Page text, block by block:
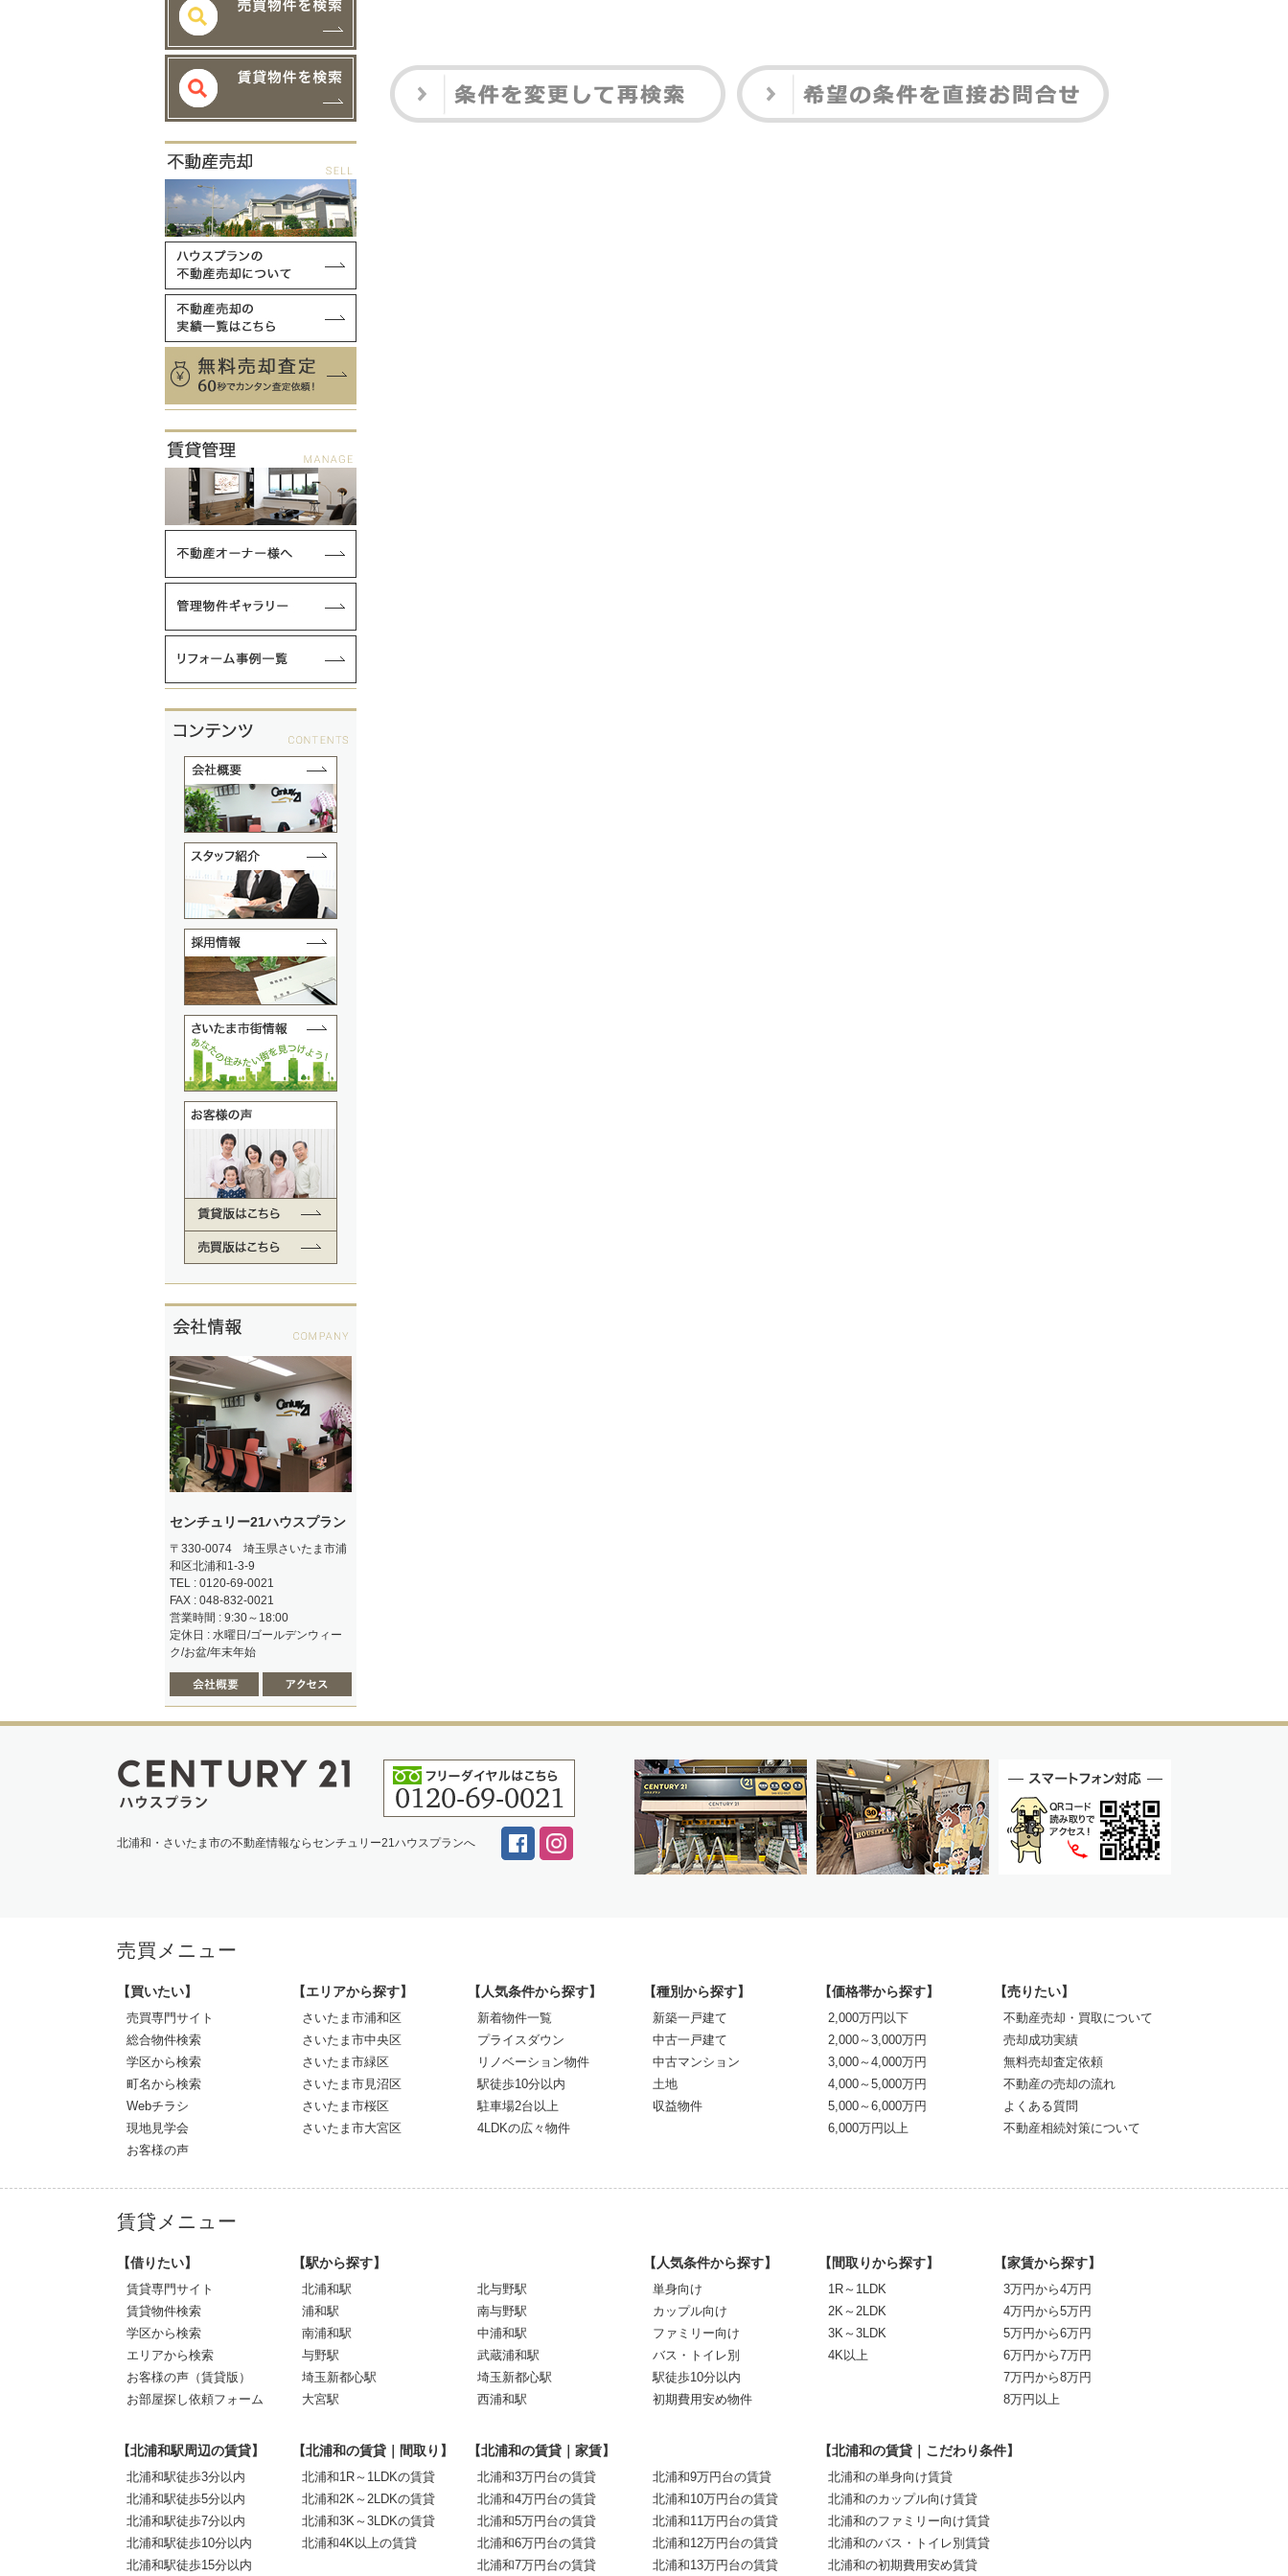
センチュリー21ハウスプラン
〒330-0074 埼玉県さいたま市浦
和区北浦和1-3-9
TEL : 0120-69-0021
FAX : 048-832-0021
営業時間 : 9:30～18:00
定休日 : 水曜日/ゴールデンウィー
ク/お盆/年末年始
北浦和・さいたま市の不動産情報ならセンチュリー21ハウスプランへ
売買メニュー
【買いたい】
売買専門サイト
総合物件検索
学区から検索
町名から検索
Webチラシ
現地見学会
お客様の声
【エリアから探す】
さいたま市浦和区
さいたま市中央区
さいたま市緑区
さいたま市見沼区
さいたま市桜区
さいたま市大宮区
【人気条件から探す】
新着物件一覧
プライスダウン
リノベーション物件
駅徒歩10分以内
駐車場2台以上
4LDKの広々物件
【種別から探す】
新築一戸建て
中古一戸建て
中古マンション
土地
収益物件
【価格帯から探す】
2,000万円以下
2,000～3,000万円
3,000～4,000万円
4,000～5,000万円
5,000～6,000万円
6,000万円以上
【売りたい】
不動産売却・買取について
売却成功実績
無料売却査定依頼
不動産の売却の流れ
よくある質問
不動産相続対策について
賃貸メニュー
【借りたい】
賃貸専門サイト
賃貸物件検索
学区から検索
エリアから検索
お客様の声（賃貸版）
お部屋探し依頼フォーム
【駅から探す】
北浦和駅
浦和駅
南浦和駅
与野駅
埼玉新都心駅
大宮駅
北与野駅
南与野駅
中浦和駅
武蔵浦和駅
埼玉新都心駅
西浦和駅
【人気条件から探す】
単身向け
カップル向け
ファミリー向け
バス・トイレ別
駅徒歩10分以内
初期費用安め物件
【間取りから探す】
1R～1LDK
2K～2LDK
3K～3LDK
4K以上
【家賃から探す】
3万円から4万円
4万円から5万円
5万円から6万円
6万円から7万円
7万円から8万円
8万円以上
【北浦和駅周辺の賃貸】
北浦和駅徒歩3分以内
北浦和駅徒歩5分以内
北浦和駅徒歩7分以内
北浦和駅徒歩10分以内
北浦和駅徒歩15分以内
【北浦和の賃貸｜間取り】
北浦和1R～1LDKの賃貸
北浦和2K～2LDKの賃貸
北浦和3K～3LDKの賃貸
北浦和4K以上の賃貸
【北浦和の賃貸｜家賃】
北浦和3万円台の賃貸
北浦和4万円台の賃貸
北浦和5万円台の賃貸
北浦和6万円台の賃貸
北浦和7万円台の賃貸
北浦和9万円台の賃貸
北浦和10万円台の賃貸
北浦和11万円台の賃貸
北浦和12万円台の賃貸
北浦和13万円台の賃貸
【北浦和の賃貸｜こだわり条件】
北浦和の単身向け賃貸
北浦和のカップル向け賃貸
北浦和のファミリー向け賃貸
北浦和のバス・トイレ別賃貸
北浦和の初期費用安め賃貸